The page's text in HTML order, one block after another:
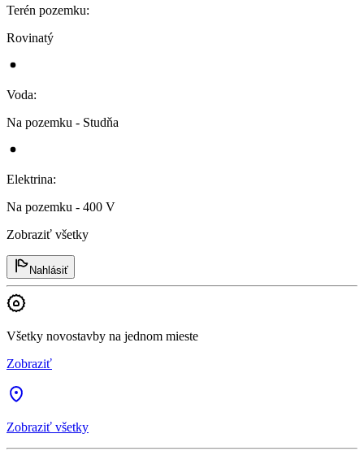
Terén pozemku:
Rovinatý
Voda:
Na pozemku - Studňa
Elektrina:
Na pozemku - 400 V
Zobraziť všetky
Nahlásiť
Všetky novostavby na jednom mieste
Zobraziť
Zobraziť všetky